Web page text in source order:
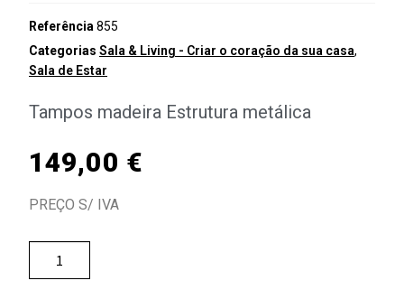
Referência 855
Categorias Sala & Living - Criar o coração da sua casa,
Sala de Estar
Tampos madeira Estrutura metálica
149,00 €
PREÇO S/ IVA